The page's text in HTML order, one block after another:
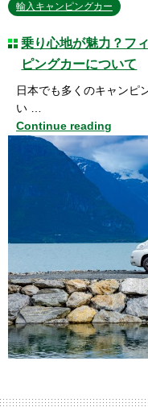
輸入キャンピングカー
乗り心地が魅力？フ
ピングカーについて
日本でも多くのキャンピ
い …
Continue reading